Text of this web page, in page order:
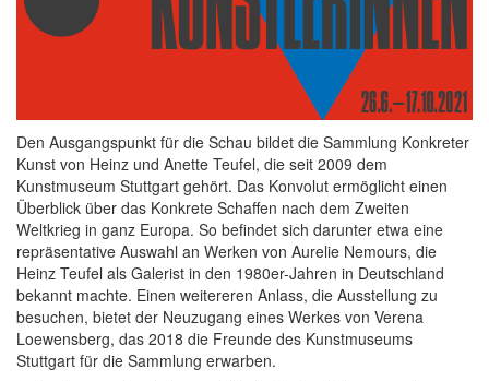
Den Ausgangspunkt für die Schau bildet die Sammlung Konkreter
Kunst von Heinz und Anette Teufel, die seit 2009 dem
Kunstmuseum Stuttgart gehört. Das Konvolut ermöglicht einen
Überblick über das Konkrete Schaffen nach dem Zweiten
Weltkrieg in ganz Europa. So befindet sich darunter etwa eine
repräsentative Auswahl an Werken von Aurelie Nemours, die
Heinz Teufel als Galerist in den 1980er-Jahren in Deutschland
bekannt machte. Einen weitereren Anlass, die Ausstellung zu
besuchen, bietet der Neuzugang eines Werkes von Verena
Loewensberg, das 2018 die Freunde des Kunstmuseums
Stuttgart für die Sammlung erwarben.